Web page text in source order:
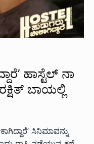
ಹಾಸ್ಟೆಲ್ ನಾ
ಬಾಯಲ್ಲಿ
ಸಿನಿಮಾವನ್ನು